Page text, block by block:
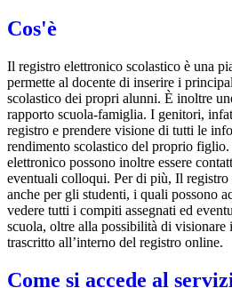
Cos'è
Il registro elettronico scolastico è una
permette al docente di inserire i
scolastico dei propri alunni. È inoltre
rapporto scuola-famiglia. I genitori,
registro e prendere visione di tutti le
rendimento scolastico del proprio
elettronico possono inoltre essere
eventuali colloqui. Per di più, Il
anche per gli studenti, i quali possono
vedere tutti i compiti assegnati ed
scuola, oltre alla possibilità di
trascritto all’interno del registro online.
Come si accede al